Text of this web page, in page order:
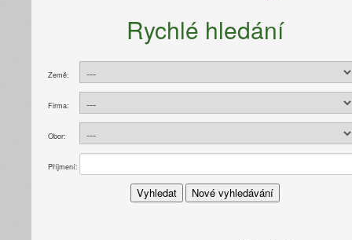
Rychlé hledání
Země:
Firma:
Obor:
Příjmení: